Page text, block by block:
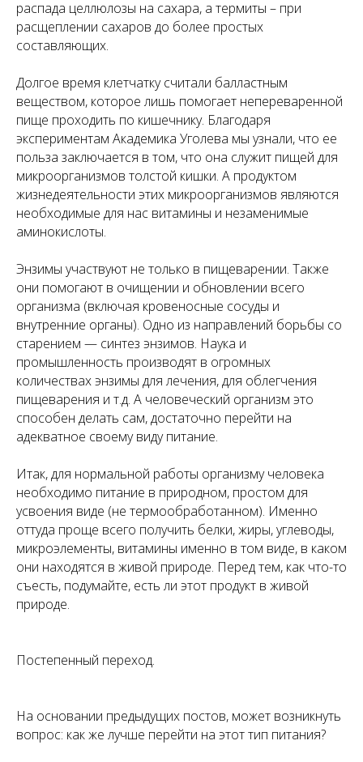
распада целлюлозы на сахара, а термиты – при
расщеплении сахаров до более простых
составляющих.
Долгое время клетчатку считали балластным
веществом, которое лишь помогает непереваренной
пище проходить по кишечнику. Благодаря
экспериментам Академика Уголева мы узнали, что ее
польза заключается в том, что она служит пищей для
микроорганизмов толстой кишки. А продуктом
жизнедеятельности этих микроорганизмов являются
необходимые для нас витамины и незаменимые
аминокислоты.
Энзимы участвуют не только в пищеварении. Также
они помогают в очищении и обновлении всего
организма (включая кровеносные сосуды и
внутренние органы). Одно из направлений борьбы со
старением — синтез энзимов. Наука и
промышленность производят в огромных
количествах энзимы для лечения, для облегчения
пищеварения и т.д. А человеческий организм это
способен делать сам, достаточно перейти на
адекватное своему виду питание.
Итак, для нормальной работы организму человека
необходимо питание в природном, простом для
усвоения виде (не термообработанном). Именно
оттуда проще всего получить белки, жиры, углеводы,
микроэлементы, витамины именно в том виде, в каком
они находятся в живой природе. Перед тем, как что-то
съесть, подумайте, есть ли этот продукт в живой
природе.
Постепенный переход.
На основании предыдущих постов, может возникнуть
вопрос: как же лучше перейти на этот тип питания?